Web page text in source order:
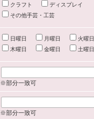
クラフト
ディスプレイ
その他手芸・工芸
日曜日 月曜日 火曜日
木曜日
金曜日 土曜日
※部分一致可
※部分一致可